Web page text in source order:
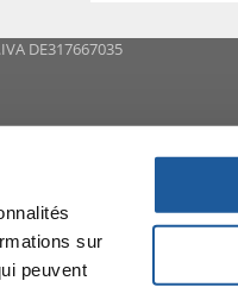
sur
peuvent
DE317667035